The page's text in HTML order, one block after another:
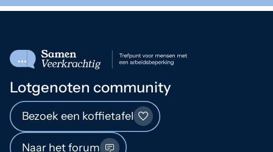
Lotgenoten community
Bezoek een koffietafel
Naar het forum